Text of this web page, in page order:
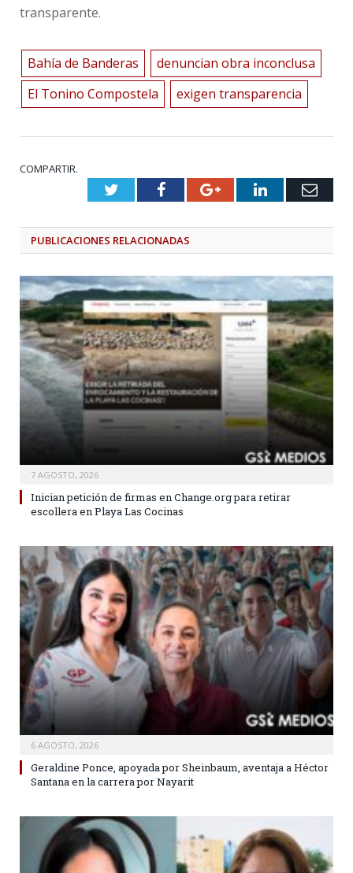
transparente.
Bahía de Banderas
denuncian obra inconclusa
El Tonino Compostela
exigen transparencia
COMPARTIR.
TwitterFacebookGoogle+LinkedIn
PUBLICACIONES RELACIONADAS
7 AGOSTO, 2026
Inician petición de firmas en Change.org para retirar
escollera en Playa Las Cocinas
6 AGOSTO, 2026
Geraldine Ponce, apoyada por Sheinbaum, aventaja a Héctor
Santana en la carrera por Nayarit